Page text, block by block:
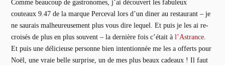
Comme beaucoup de gastronomes, j’ai découvert les fabuleux
couteaux 9.47 de la marque Perceval lors d’un diner au restaurant – je
ne saurais malheureusement plus vous dire lequel. Et puis je les ai re-
croisés de plus en plus souvent – la dernière fois c’était àl’Astrance.
Et puis une délicieuse personne bien intentionnée me les a offerts pour
Noël, une vraie belle surprise, un de mes plus beaux cadeaux ! Il faut